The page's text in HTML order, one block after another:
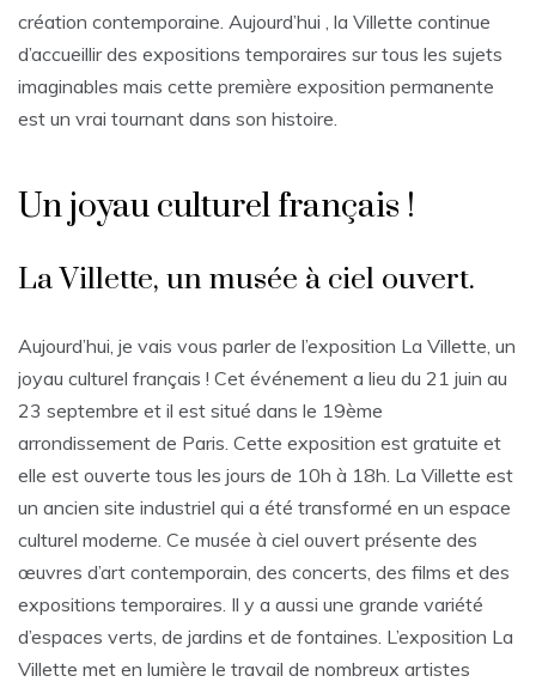
création contemporaine. Aujourd’hui , la Villette continue
d’accueillir des expositions temporaires sur tous les sujets
imaginables mais cette première exposition permanente
est un vrai tournant dans son histoire.
Un joyau culturel français !
La Villette, un musée à ciel ouvert.
Aujourd’hui, je vais vous parler de l’exposition La Villette, un
joyau culturel français ! Cet événement a lieu du 21 juin au
23 septembre et il est situé dans le 19ème
arrondissement de Paris. Cette exposition est gratuite et
elle est ouverte tous les jours de 10h à 18h. La Villette est
un ancien site industriel qui a été transformé en un espace
culturel moderne. Ce musée à ciel ouvert présente des
œuvres d’art contemporain, des concerts, des films et des
expositions temporaires. Il y a aussi une grande variété
d’espaces verts, de jardins et de fontaines. L’exposition La
Villette met en lumière le travail de nombreux artistes